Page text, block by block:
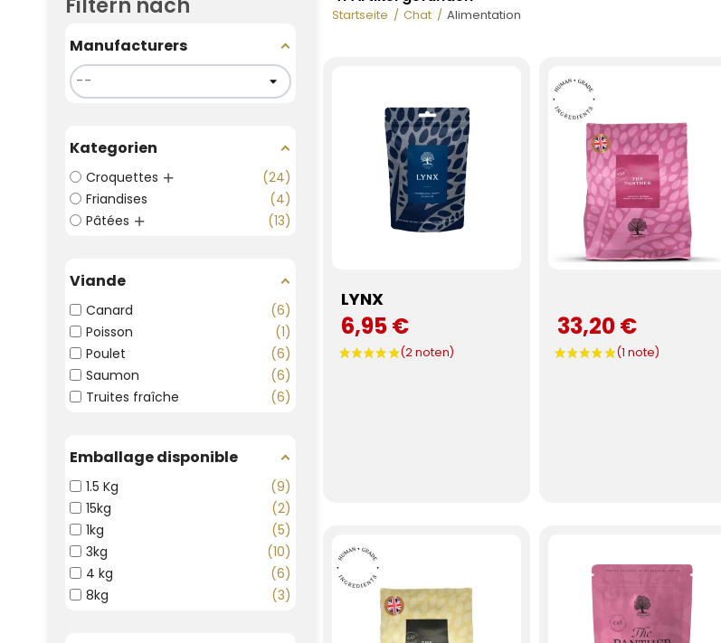
Manufacturers
Kategorien
Croquettes
24
Friandises
4
Pâtées
13
Viande
Canard
6
Poisson
1
Poulet
6
Saumon
6
Truites fraîche
6
Emballage disponible
1.5 Kg
9
15kg
2
1kg
5
3kg
10
4 kg
6
8kg
3
Startseite Chat Alimentation
LYNX
6,95 € 33,20 €